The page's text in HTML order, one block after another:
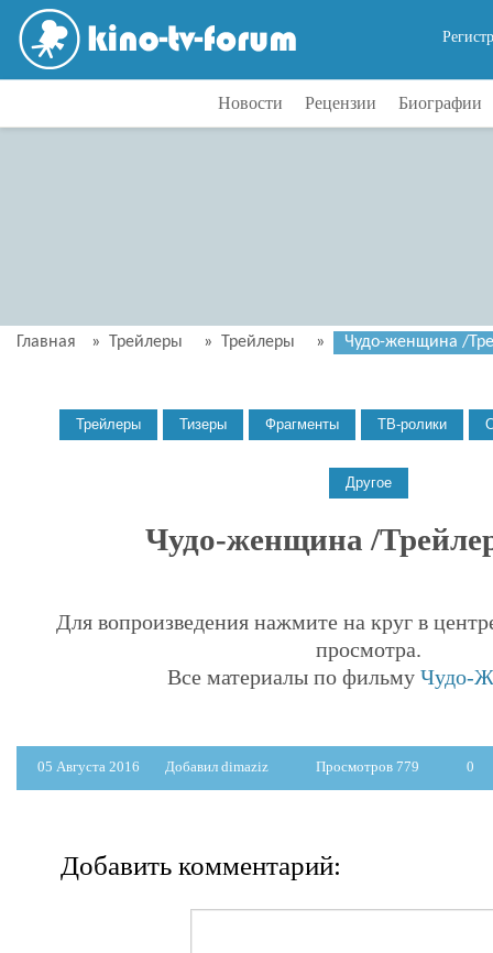
Новости Рецензии Биографии
Главная » Трейлеры » Трейлеры » Чудо-женщина /
Чудо-женщина /
Для вопроизведения нажмите на круг в
просмотра.
Все материалы по фильму Чудо-
05 Августа 2016 Добавил dimaziz Просмотров 779 0
Добавить комментарий: